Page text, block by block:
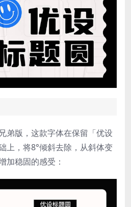
弟版，这款字体在保留「优设
上，将8°倾斜去除，从斜体变
加稳固的感受：